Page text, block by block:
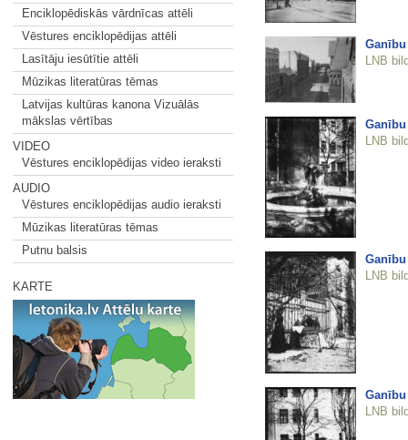
Enciklopēdiskās vārdnīcas attēli
Vēstures enciklopēdijas attēli
Lasītāju iesūtītie attēli
Mūzikas literatūras tēmas
Latvijas kultūras kanona Vizuālās
mākslas vērtības
VIDEO
Vēstures enciklopēdijas video ieraksti
AUDIO
Vēstures enciklopēdijas audio ieraksti
Mūzikas literatūras tēmas
Putnu balsis
KARTE
LNB
LNB
LNB
LNB